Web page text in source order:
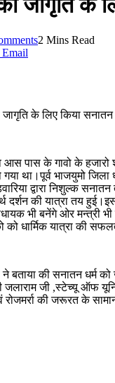
जागृति के
2 Mins Read
Email
के लिए किया
आस पास के गावो के
भाजयुमो जिला
द्वारा निशुल्क
दर्शन की यात्रा तय
भी बनेंगे ओर मन्त्री
को धार्मिक यात्रा की
बताया की सनातन धर्म
जलाराम जी ,स्टेच्यू ऑफ
की जरूरत के